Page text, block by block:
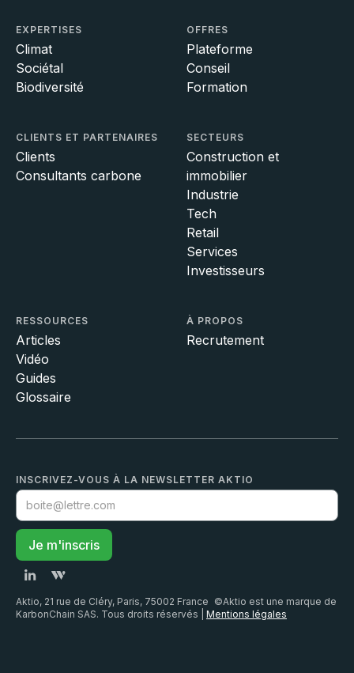
EXPERTISES
Climat
Sociétal
Biodiversité
OFFRES
Plateforme
Conseil
Formation
CLIENTS ET PARTENAIRES
Clients
Consultants carbone
SECTEURS
Construction et
immobilier
Industrie
Tech
Retail
Services
Investisseurs
RESSOURCES
Articles
Vidéo
Guides
Glossaire
À PROPOS
Recrutement
INSCRIVEZ-VOUS À LA NEWSLETTER AKTIO
Aktio, 21 rue de Cléry, Paris, 75002 France ©Aktio est une marque de
KarbonChain SAS. Tous droits réservés | Mentions légales